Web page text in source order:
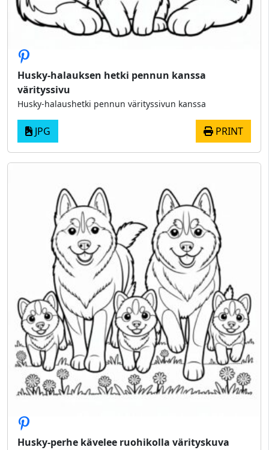
Husky-halauksen hetki pennun kanssa
värityssivu
Husky-halaushetki pennun värityssivun kanssa
JPG PRINT
Husky-perhe kävelee ruohikolla värityskuva